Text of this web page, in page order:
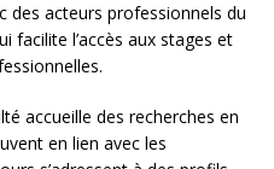
des acteurs professionnels du
facilite l’accès aux stages et
accueille des recherches en
en lien avec les